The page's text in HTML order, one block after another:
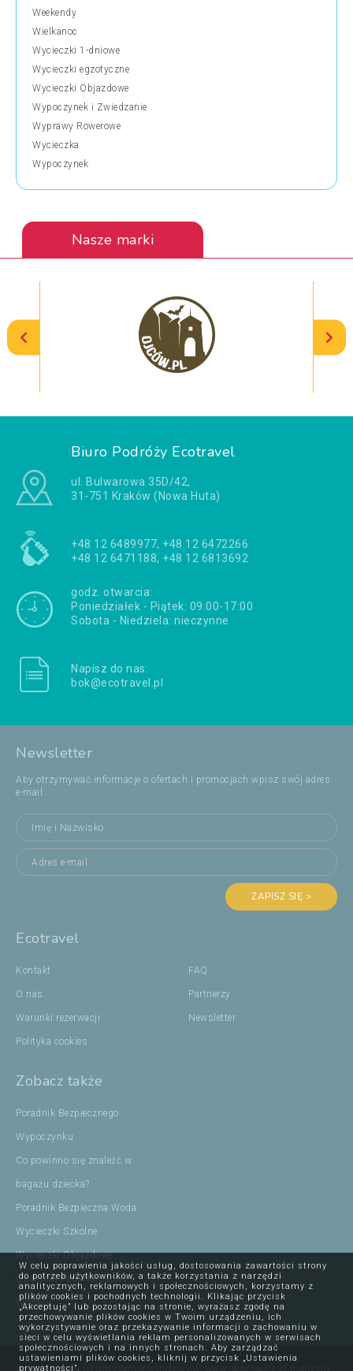
Weekendy
Wielkanoc
Wycieczki 1-dniowe
Wycieczki egzotyczne
Wycieczki Objazdowe
Wypoczynek i Zwiedzanie
Wyprawy Rowerowe
Wycieczka
Wypoczynek
Nasze marki
Biuro Podróży Ecotravel
ul. Bulwarowa 35D/42,
31-751 Kraków (Nowa Huta)
+48 12 6489977, +48 12 6472266
+48 12 6471188, +48 12 6813692
godz. otwarcia:
Poniedziałek - Piątek: 09:00-17:00
Sobota - Niedziela: nieczynne
Napisz do nas:
bok@ecotravel.pl
Newsletter
Aby otrzymywać informacje o ofertach i promocjach wpisz swój adres
e-mail:
ZAPISZ SIĘ >
Ecotravel
Kontakt
O nas
Warunki rezerwacji
Polityka cookies
FAQ
Partnerzy
Newsletter
Zobacz także
Poradnik Bezpiecznego
Wypoczynku
Co powinno się znaleźć w
bagażu dziecka?
Poradnik Bezpieczna Woda
Wycieczki Szkolne
Wycieczki Objazdowe
Ojcowski Park Narodowy
Wczasy
Opublikowane na stronach internetowych www.obozowicz.pl materiały,
W celu poprawienia jakości usług, dostosowania zawartości strony
do potrzeb użytkowników, a także korzystania z narzędzi
analitycznych, reklamowych i społecznościowych, korzystamy z
plików cookies i pochodnych technologii. Klikając przycisk
„Akceptuję” lub pozostając na stronie, wyrażasz zgodę na
przechowywanie plików cookies w Twoim urządzeniu, ich
wykorzystywanie oraz przekazywanie informacji o zachowaniu w
sieci w celu wyświetlania reklam personalizowanych w serwisach
społecznościowych i na innych stronach. Aby zarządzać
ustawieniami plików cookies, kliknij w przycisk „Ustawienia
prywatności”.